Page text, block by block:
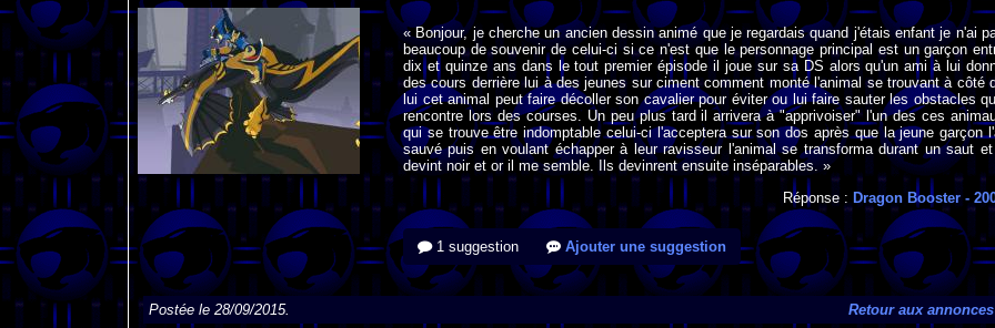
« Bonjour, je cherche un ancien dessin animé que je regardais quand j'étais enfant je n'ai
beaucoup de souvenir de celui-ci si ce n'est que le personnage principal est un garçon
dix et quinze ans dans le tout premier épisode il joue sur sa DS alors qu'un ami à lui
des cours derrière lui à des jeunes sur ciment comment monté l'animal se trouvant à côté
lui cet animal peut faire décoller son cavalier pour éviter ou lui faire sauter les obstacles
rencontre lors des courses. Un peu plus tard il arrivera à "apprivoiser" l'un des ces
qui se trouve être indomptable celui-ci l'acceptera sur son dos après que la jeune garçon
sauvé puis en voulant échapper à leur ravisseur l'animal se transforma durant un saut
devint noir et or il me semble. Ils devinrent ensuite inséparables. »
Réponse :Dragon Booster -
1 suggestion Ajouter une suggestion
Postée le 28/09/2015. Retour aux annonces